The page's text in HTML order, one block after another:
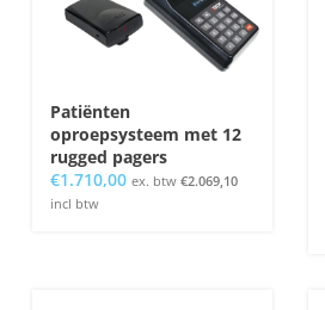
Patiënten
oproepsysteem met 12
rugged pagers
€1.710,00 ex. btw €2.069,10
incl btw